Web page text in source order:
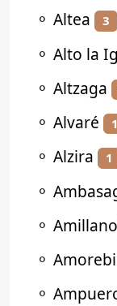
⚬ Altea 3
⚬ Alto la
⚬ Altzaga
⚬ Alvaré 1
⚬ Alzira 1
⚬
⚬ Amillano
⚬
⚬